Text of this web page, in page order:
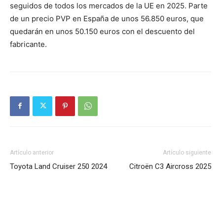
seguidos de todos los mercados de la UE en 2025. Parte
de un precio PVP en España de unos 56.850 euros, que
quedarán en unos 50.150 euros con el descuento del
fabricante.
Artículo anterior
Toyota Land Cruiser 250 2024
Artículo siguiente
Citroën C3 Aircross 2025